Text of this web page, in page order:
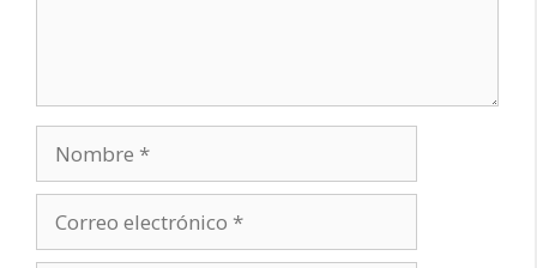
electrónico